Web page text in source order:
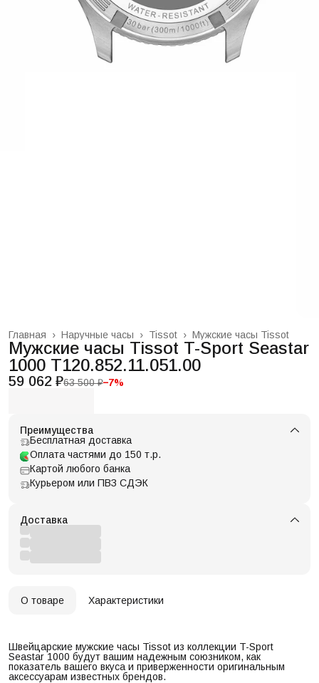
Мужские часы Tissot
Tissot ›
Наручные часы ›
Главная ›
Мужские часы Tissot T-Sport Seastar
1000 T120.852.11.051.00
59 062 ₽63 500 ₽−7%
Преимущества
Бесплатная доставка
Оплата частями до 150 т.р.
Картой любого банка
Курьером или ПВЗ СДЭК
Доставка
О товаре Характеристики
Швейцарские мужские часы Tissot из коллекции T-Sport
Seastar 1000 будут вашим надежным союзником, как
показатель вашего вкуса и приверженности оригинальным
аксессуарам известных брендов.